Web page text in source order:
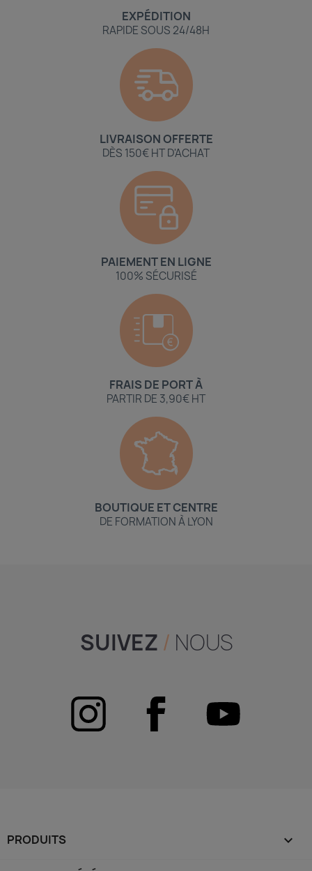
EXPÉDITION
RAPIDE SOUS 24/48H
LIVRAISON OFFERTE
DÈS 150€ HT D'ACHAT
PAIEMENT EN LIGNE
100% SÉCURISÉ
FRAIS DE PORT À
PARTIR DE 3,90€ HT
BOUTIQUE ET CENTRE
DE FORMATION À LYON
SUIVEZ / NOUS
PRODUITS 